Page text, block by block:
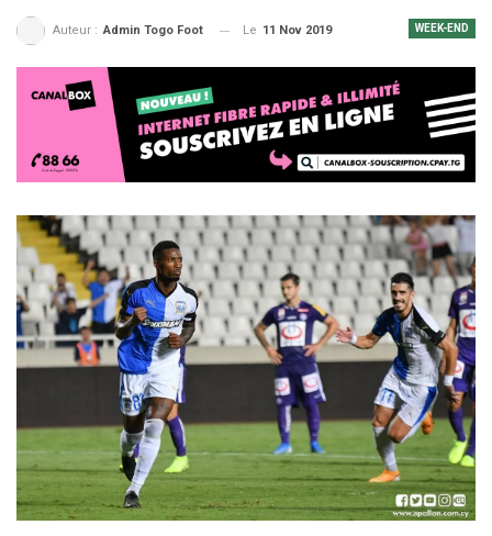
WEEK-END
Auteur : Admin Togo Foot Le 11 Nov 2019